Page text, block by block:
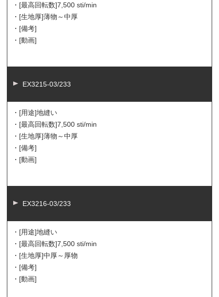
・[最高回転数]7,500 sti/min
・[生地厚]薄物～中厚
・[備考]
・[動画]
EX3215-03/233
・[用途]地縫い
・[最高回転数]7,500 sti/min
・[生地厚]薄物～中厚
・[備考]
・[動画]
EX3216-03/233
・[用途]地縫い
・[最高回転数]7,500 sti/min
・[生地厚]中厚～厚物
・[備考]
・[動画]